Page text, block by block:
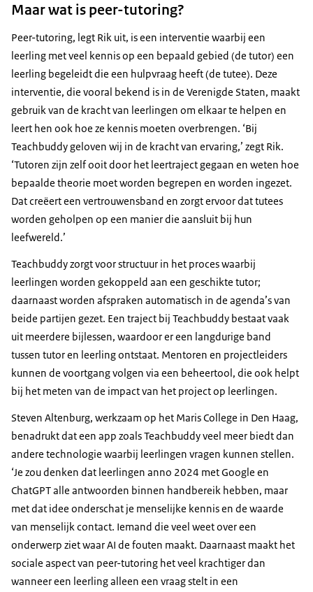
Maar wat is peer-tutoring?
Peer-tutoring, legt Rik uit, is een interventie waarbij een
leerling met veel kennis op een bepaald gebied (de tutor) een
leerling begeleidt die een hulpvraag heeft (de tutee). Deze
interventie, die vooral bekend is in de Verenigde Staten, maakt
gebruik van de kracht van leerlingen om elkaar te helpen en
leert hen ook hoe ze kennis moeten overbrengen. ‘Bij
Teachbuddy geloven wij in de kracht van ervaring,’ zegt Rik.
‘Tutoren zijn zelf ooit door het leertraject gegaan en weten hoe
bepaalde theorie moet worden begrepen en worden ingezet.
Dat creëert een vertrouwensband en zorgt ervoor dat tutees
worden geholpen op een manier die aansluit bij hun
leefwereld.’
Teachbuddy zorgt voor structuur in het proces waarbij
leerlingen worden gekoppeld aan een geschikte tutor;
daarnaast worden afspraken automatisch in de agenda’s van
beide partijen gezet. Een traject bij Teachbuddy bestaat vaak
uit meerdere bijlessen, waardoor er een langdurige band
tussen tutor en leerling ontstaat. Mentoren en projectleiders
kunnen de voortgang volgen via een beheertool, die ook helpt
bij het meten van de impact van het project op leerlingen.
Steven Altenburg, werkzaam op het Maris College in Den Haag,
benadrukt dat een app zoals Teachbuddy veel meer biedt dan
andere technologie waarbij leerlingen vragen kunnen stellen.
‘Je zou denken dat leerlingen anno 2024 met Google en
ChatGPT alle antwoorden binnen handbereik hebben, maar
met dat idee onderschat je menselijke kennis en de waarde
van menselijk contact. Iemand die veel weet over een
onderwerp ziet waar AI de fouten maakt. Daarnaast maakt het
sociale aspect van peer-tutoring het veel krachtiger dan
wanneer een leerling alleen een vraag stelt in een